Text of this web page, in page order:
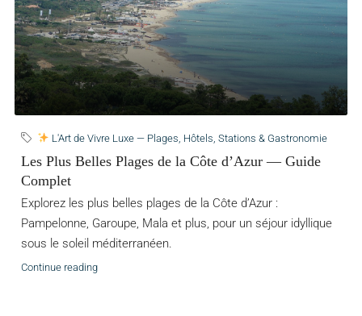
L'Art de Vivre Luxe — Plages, Hôtels, Stations & Gastronomie
Les Plus Belles Plages de la Côte d’Azur — Guide
Complet
Explorez les plus belles plages de la Côte d’Azur :
Pampelonne, Garoupe, Mala et plus, pour un séjour idyllique
sous le soleil méditerranéen.
Continue reading